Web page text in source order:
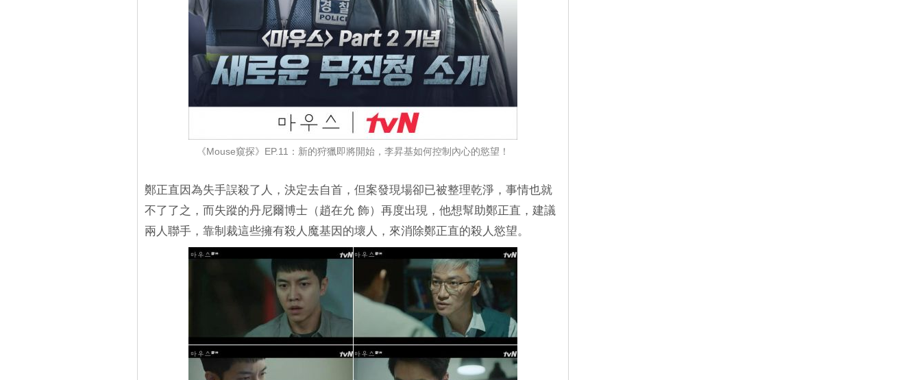
《Mouse窺探》EP.11：新的狩獵即將開始，李昇基如何控制內心的慾望！
鄭正直因為失手誤殺了人，決定去自首，但案發現場卻已被整理乾淨，事情也就
不了了之，而失蹤的丹尼爾博士（趙在允 飾）再度出現，他想幫助鄭正直，建議
兩人聯手，靠制裁這些擁有殺人魔基因的壞人，來消除鄭正直的殺人慾望。